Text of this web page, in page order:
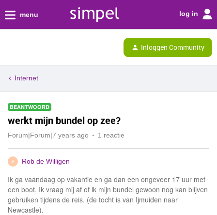
menu log in
Inloggen Community
Internet
BEANTWOORD
werkt mijn bundel op zee?
Forum|Forum|7 years ago 1 reactie
R Rob de Willigen
Ik ga vaandaag op vakantie en ga dan een ongeveer 17 uur met
een boot. Ik vraag mij af of ik mijn bundel gewoon nog kan blijven
gebruiken tijdens de reis. (de tocht is van Ijmuiden naar
Newcastle).